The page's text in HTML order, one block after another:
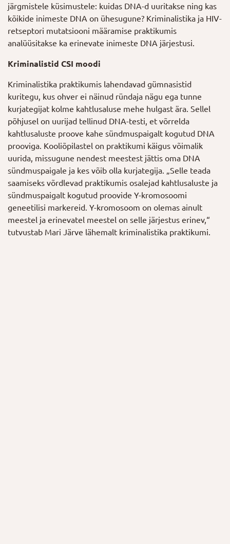
järgmistele küsimustele: kuidas DNA-d uuritakse ning kas
kõikide inimeste DNA on ühesugune? Kriminalistika ja HIV-
retseptori mutatsiooni määramise praktikumis
analüüsitakse ka erinevate inimeste DNA järjestusi.
Kriminalistid CSI moodi
Kriminalistika praktikumis lahendavad gümnasistid
kuritegu, kus ohver ei näinud ründaja nägu ega tunne
kurjategijat kolme kahtlusaluse mehe hulgast ära. Sellel
põhjusel on uurijad tellinud DNA-testi, et võrrelda
kahtlusaluste proove kahe sündmuspaigalt kogutud DNA
prooviga. Kooliõpilastel on praktikumi käigus võimalik
uurida, missugune nendest meestest jättis oma DNA
sündmuspaigale ja kes võib olla kurjategija. „Selle teada
saamiseks võrdlevad praktikumis osalejad kahtlusaluste ja
sündmuspaigalt kogutud proovide Y-kromosoomi
geneetilisi markereid. Y-kromosoom on olemas ainult
meestel ja erinevatel meestel on selle järjestus erinev,“
tutvustab Mari Järve lähemalt kriminalistika praktikumi.